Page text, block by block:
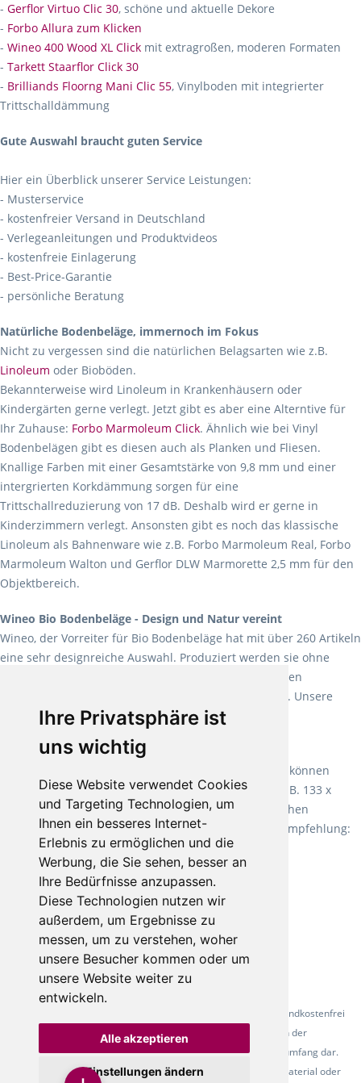
Ihre Privatsphäre ist
uns wichtig
Diese Website verwendet Cookies
und Targeting Technologien, um
Ihnen ein besseres Internet-
Erlebnis zu ermöglichen und die
Werbung, die Sie sehen, besser an
Ihre Bedürfnisse anzupassen.
Diese Technologien nutzen wir
außerdem, um Ergebnisse zu
messen, um zu verstehen, woher
unsere Besucher kommen oder um
unsere Website weiter zu
entwickeln.
Alle akzeptieren
Einstellungen ändern
- Gerflor Virtuo Clic 30, schöne und aktuelle Dekore
- Forbo Allura zum Klicken
- Wineo 400 Wood XL Click mit extragroßen, moderen Formaten
- Tarkett Staarflor Click 30
- Brilliands Floorng Mani Clic 55, Vinylboden mit integrierter
Trittschalldämmung
Gute Auswahl braucht guten Service
Hier ein Überblick unserer Service Leistungen:
- Musterservice
- kostenfreier Versand in Deutschland
- Verlegeanleitungen und Produktvideos
- kostenfreie Einlagerung
- Best-Price-Garantie
- persönliche Beratung
Natürliche Bodenbeläge, immernoch im Fokus
Nicht zu vergessen sind die natürlichen Belagsarten wie z.B.
Linoleum oder Bioböden.
Bekannterweise wird Linoleum in Krankenhäusern oder
Kindergärten gerne verlegt. Jetzt gibt es aber eine Alterntive für
Ihr Zuhause: Forbo Marmoleum Click. Ähnlich wie bei Vinyl
Bodenbelägen gibt es diesen auch als Planken und Fliesen.
Knallige Farben mit einer Gesamtstärke von 9,8 mm und einer
intergrierten Korkdämmung sorgen für eine
Trittschallreduzierung von 17 dB. Deshalb wird er gerne in
Kinderzimmern verlegt. Ansonsten gibt es noch das klassische
Linoleum als Bahnenware wie z.B. Forbo Marmoleum Real, Forbo
Marmoleum Walton und Gerflor DLW Marmorette 2,5 mm für den
Objektbereich.
Wineo Bio Bodenbeläge - Design und Natur vereint
Wineo, der Vorreiter für Bio Bodenbeläge hat mit über 260 Artikeln
eine sehr designreiche Auswahl. Produziert werden sie ohne
Weichmacher und Lösungsmittel. Mit allen verfügbaren
Verlegearten ist er für jegliche Bauvorhaben attraktiv. Unsere
Empfehlung:Wineo 1000 Multi Layer XXL.
Teppiche für ein angenehmes Laufgefühl
machen es schon lange vor. Sie können
Teppich in Ihrem gewünschten Sondermaß kaufen, z.B. 133 x
60cm. Vor allem in Schlafzimmern aufgrund der weichen
Oberfläche ein sehr beliebter Zusatzboden. Unsere Empfehlung:
Fletco Fluffy und Fletco Hermelin
* Alle Preise inkl. gesetzl. Mehrwertsteuer - Alle Artikel versandkostenfrei
ab 500 Euro in Deutschland! Die Abbildungen dienen der
Produktpräsentation und stellen nicht zwingend den Lieferumfang dar.
Farbunterschiede der Abbildungen können durch das Fotomaterial oder